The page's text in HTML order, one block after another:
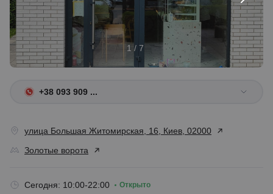
1 / 7
+38 093 909 ...
улица Большая Житомирская, 16, Киев, 02000
Золотые ворота
Сегодня: 10:00-22:00 Открыто